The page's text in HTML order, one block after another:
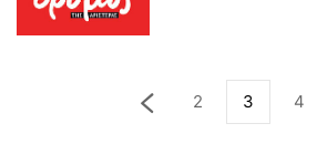
2 3 4